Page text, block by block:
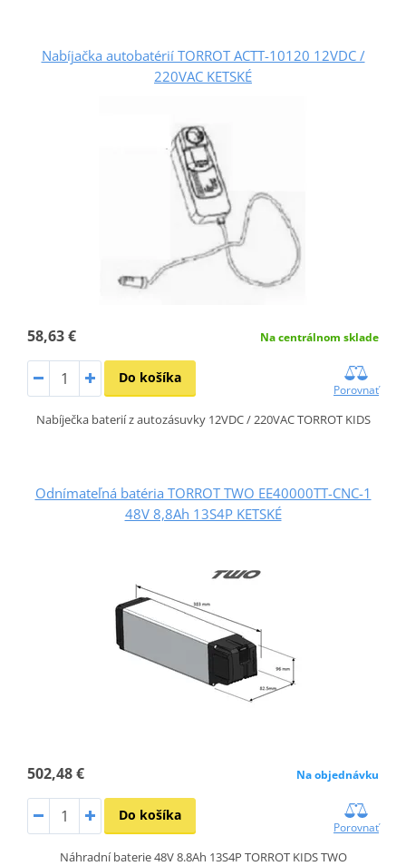
Nabíjačka autobatérií TORROT ACTT-10120 12VDC /
220VAC KETSKÉ
58,63 € Na centrálnom sklade
Do košíka
Porovnať
Nabíječka baterií z autozásuvky 12VDC / 220VAC TORROT KIDS
Odnímateľná batéria TORROT TWO EE40000TT-CNC-1
48V 8,8Ah 13S4P KETSKÉ
502,48 € Na objednávku
Do košíka
Porovnať
Náhradní baterie 48V 8.8Ah 13S4P TORROT KIDS TWO